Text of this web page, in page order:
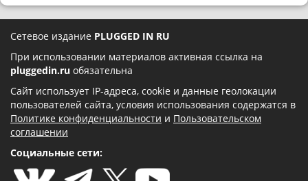
Сетевое издание PLUGGED IN RU
При использовании материалов активная ссылка на
pluggedin.ru обязательна
Сайт использует IP-адреса, cookie и данные геолокации
пользователей сайта, условия использования содержатся в
Политике конфиденциальности и Пользовательском
соглашении
Социальные сети: